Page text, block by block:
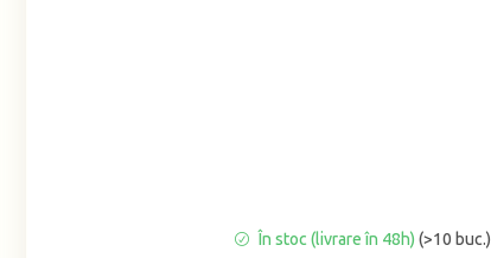
În stoc (livrare în 48h)(>10 buc.)